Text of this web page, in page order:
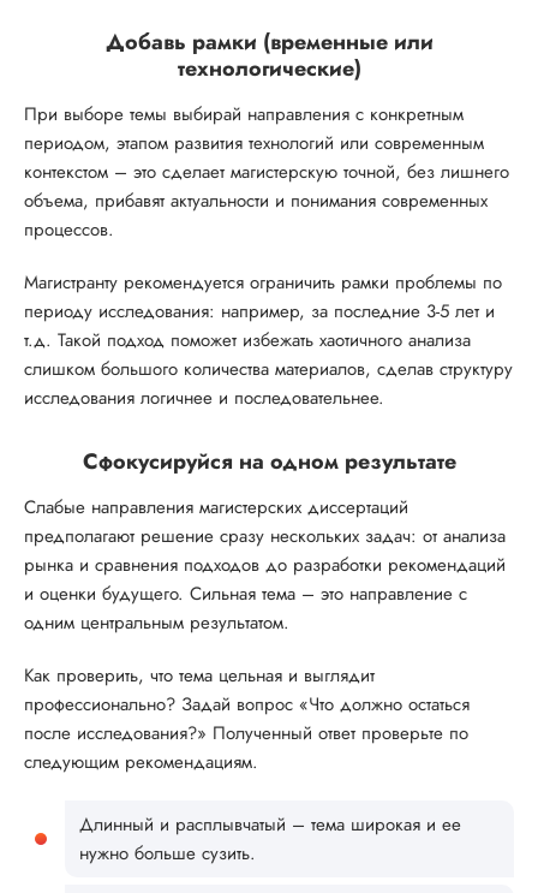
Добавь рамки (временные или
технологические)
При выборе темы выбирай направления с конкретным
периодом, этапом развития технологий или современным
контекстом – это сделает магистерскую точной, без лишнего
объема, прибавят актуальности и понимания современных
процессов.
Магистранту рекомендуется ограничить рамки проблемы по
периоду исследования: например, за последние 3-5 лет и
т.д. Такой подход поможет избежать хаотичного анализа
слишком большого количества материалов, сделав структуру
исследования логичнее и последовательнее.
Сфокусируйся на одном результате
Слабые направления магистерских диссертаций
предполагают решение сразу нескольких задач: от анализа
рынка и сравнения подходов до разработки рекомендаций
и оценки будущего. Сильная тема – это направление с
одним центральным результатом.
Как проверить, что тема цельная и выглядит
профессионально? Задай вопрос «Что должно остаться
после исследования?» Полученный ответ проверьте по
следующим рекомендациям.
Длинный и расплывчатый – тема широкая и ее
нужно больше сузить.